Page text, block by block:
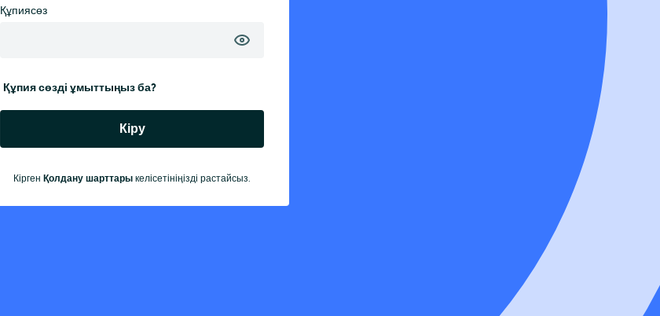
Құпиясөз
Құпия сөзді ұмыттыңыз ба?
Кіру
Кірген Қолдану шарттары келісетініңізді растайсыз.